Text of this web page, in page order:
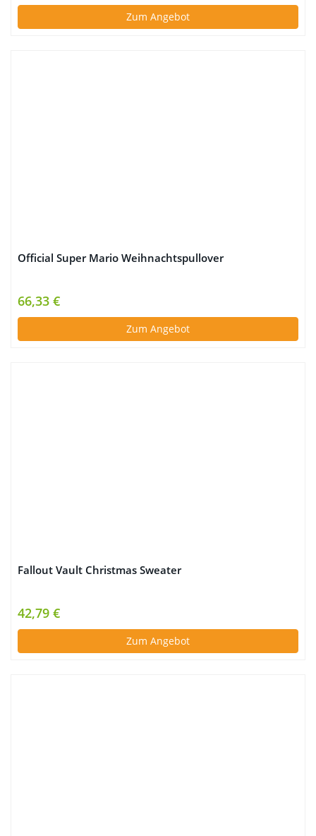
Zum Angebot
Official Super Mario Weihnachtspullover
66,33 €
Zum Angebot
Fallout Vault Christmas Sweater
42,79 €
Zum Angebot